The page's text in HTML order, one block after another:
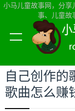
小马儿童故事网，分享
事、儿童故
当前位置：小马儿童
自己创作的
歌曲怎么赚